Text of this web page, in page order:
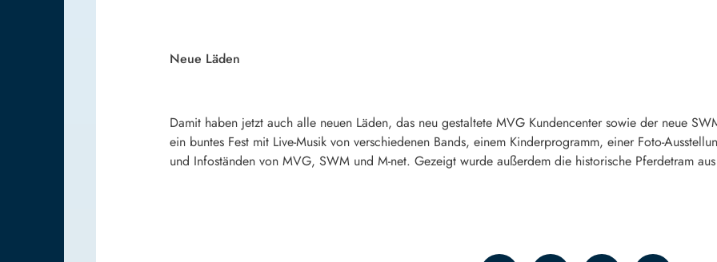
Neue Läden
Damit haben jetzt auch alle neuen Läden, das neu gestaltete MVG Kundencenter sowie der neue
ein buntes Fest mit Live-Musik von verschiedenen Bands, einem Kinderprogramm, einer Foto-
und Infoständen von MVG, SWM und M-net. Gezeigt wurde außerdem die historische Pferdetram